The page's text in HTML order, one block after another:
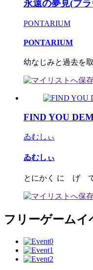
永遠の夢見(ブ
PONTARIUM
PONTARIUM
幼なじみと過去を
FIND YOU
ゐむしぃ
ゐむしぃ
とにかく に げ
フリーゲームイ